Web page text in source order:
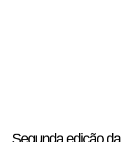
Segunda edição